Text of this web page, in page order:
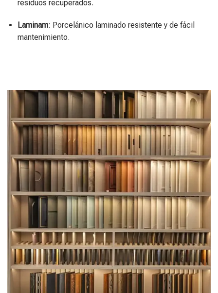
residuos recuperados.
Laminam: Porcelánico laminado resistente y de fácil
mantenimiento.